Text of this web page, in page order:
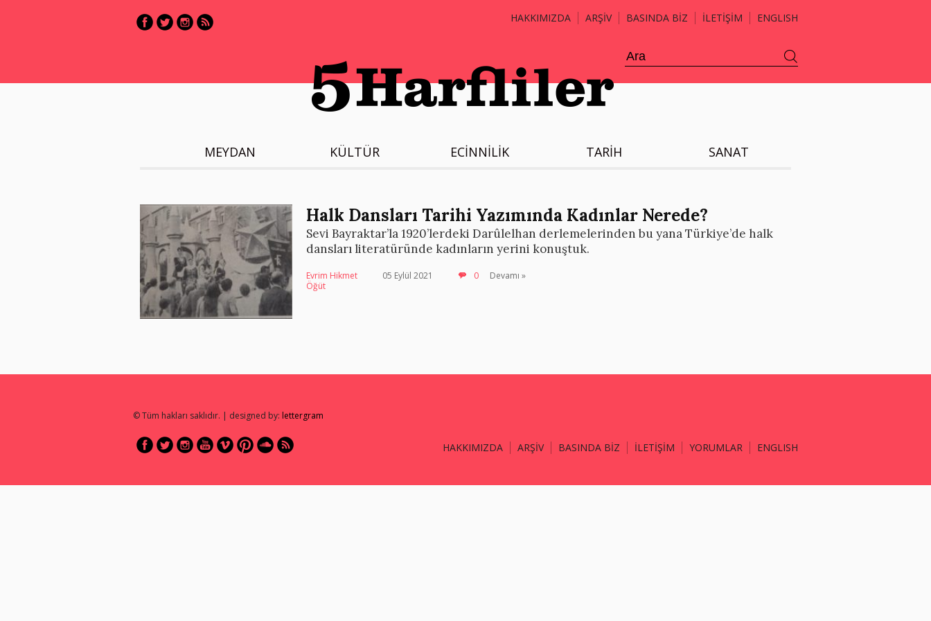
HAKKIMIZDA ARŞİV BASINDA BİZ İLETİŞİM ENGLISH
MEYDAN KÜLTÜR ECİNNİLİK TARİH SANAT
Halk Dansları Tarihi Yazımında Kadınlar Nerede?
Sevi Bayraktar’la 1920’lerdeki Darûlelhan derlemelerinden bu yana Türkiye’de halk
dansları literatüründe kadınların yerini konuştuk.
Evrim Hikmet
Öğüt
05 Eylül 2021 0 Devamı »
© Tüm hakları saklıdır. | designed by: lettergram
HAKKIMIZDA ARŞİV BASINDA BİZ İLETİŞİM YORUMLAR ENGLISH